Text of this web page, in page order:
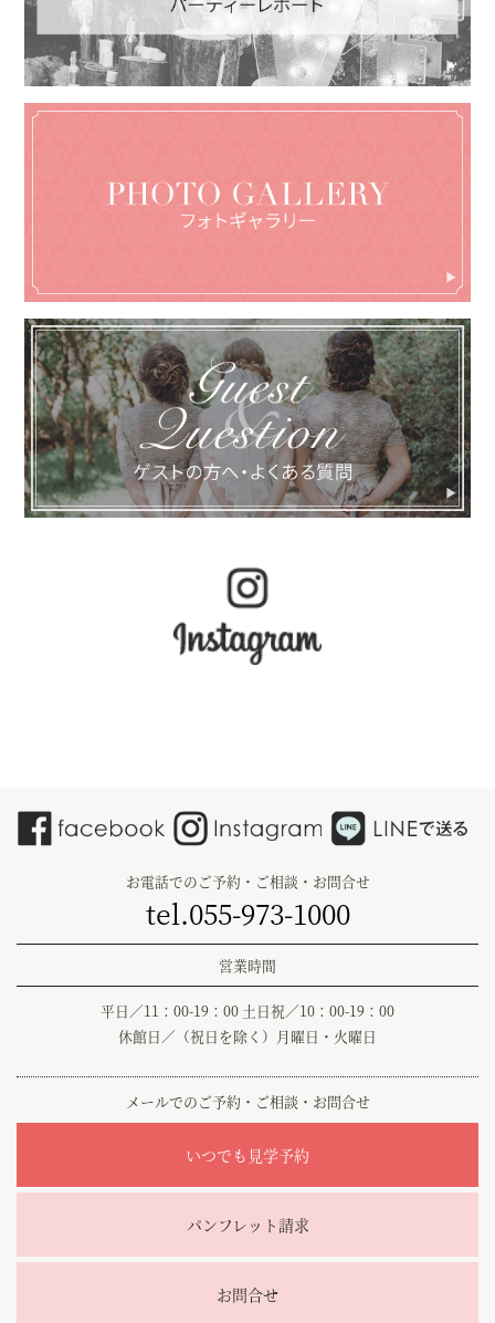
お電話でのご予約・ご相談・お問合せ
tel.055-973-1000
営業時間
平日／11：00-19：00 土日祝／10：00-19：00
休館日／（祝日を除く）月曜日・火曜日
メールでのご予約・ご相談・お問合せ
いつでも見学予約
パンフレット請求
お問合せ